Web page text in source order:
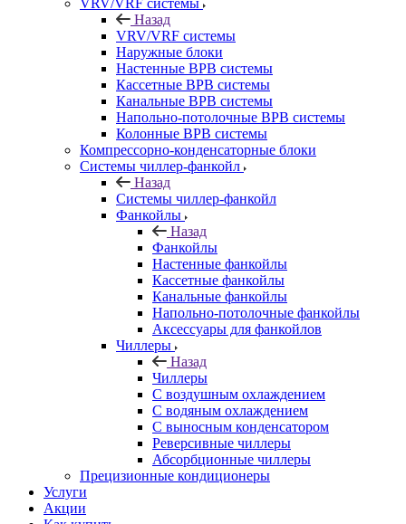
VRV/VRF системы
Назад
VRV/VRF системы
Наружные блоки
Настенные ВРВ системы
Кассетные ВРВ системы
Канальные ВРВ системы
Напольно-потолочные ВРВ системы
Колонные ВРВ системы
Компрессорно-конденсаторные блоки
Системы чиллер-фанкойл
Назад
Системы чиллер-фанкойл
Фанкойлы
Назад
Фанкойлы
Настенные фанкойлы
Кассетные фанкойлы
Канальные фанкойлы
Напольно-потолочные фанкойлы
Аксессуары для фанкойлов
Чиллеры
Назад
Чиллеры
С воздушным охлаждением
С водяным охлаждением
С выносным конденсатором
Реверсивные чиллеры
Абсорбционные чиллеры
Прецизионные кондиционеры
Услуги
Акции